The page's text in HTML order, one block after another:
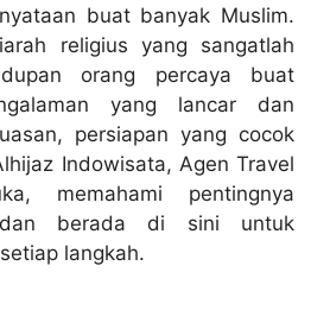
buat banyak Muslim.
religius yang sangatlah
orang percaya buat
yang lancar dan
persiapan yang cocok
Indowisata, Agen Travel
memahami pentingnya
berada di sini untuk
langkah.